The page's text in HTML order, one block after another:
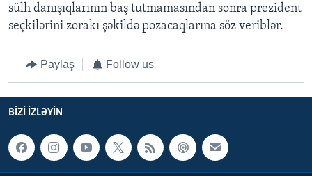
sülh danışıqlarının baş tutmamasından sonra prezident
seçkilərini zorakı şəkildə pozacaqlarına söz veriblər.
Paylaş Follow us
BIZI IZLƏYIN